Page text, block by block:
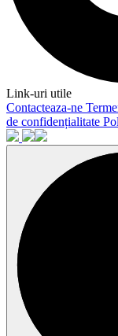
Link-uri utile
Contacteaza-ne
de confidențialitate